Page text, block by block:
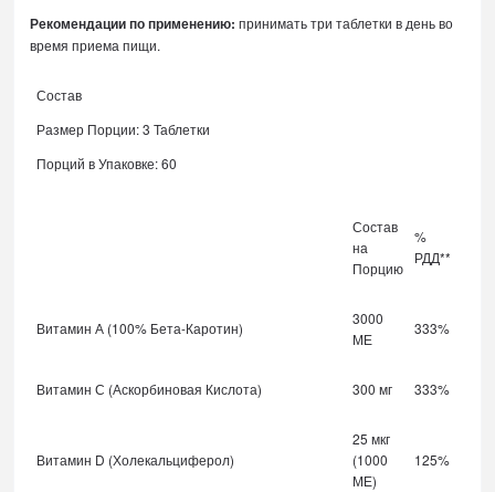
Рекомендации по применению:принимать три таблетки в день во
время приема пищи.
Состав
Размер Порции: 3 Таблетки
Порций в Упаковке: 60
Состав
на
Порцию
%
РДД**
Витамин А (100% Бета-Каротин)
3000
МЕ
333%
Витамин С (Аскорбиновая Кислота) 300 мг 333%
Витамин D (Холекальциферол)
25 мкг
(1000
МЕ)
125%